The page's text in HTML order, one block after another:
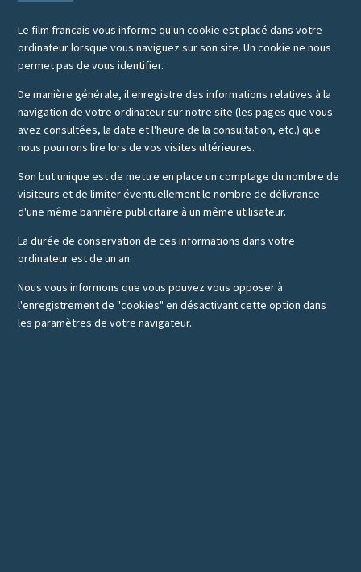
Le film francais vous informe qu'un cookie est placé dans votre
ordinateur lorsque vous naviguez sur son site. Un cookie ne nous
permet pas de vous identifier.
De manière générale, il enregistre des informations relatives à la
navigation de votre ordinateur sur notre site (les pages que vous
avez consultées, la date et l'heure de la consultation, etc.) que
nous pourrons lire lors de vos visites ultérieures.
Son but unique est de mettre en place un comptage du nombre de
visiteurs et de limiter éventuellement le nombre de délivrance
d'une même bannière publicitaire à un même utilisateur.
La durée de conservation de ces informations dans votre
ordinateur est de un an.
Nous vous informons que vous pouvez vous opposer à
l'enregistrement de "cookies" en désactivant cette option dans
les paramètres de votre navigateur.